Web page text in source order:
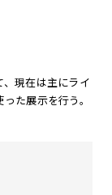
現在は主にライ
た展示を行う。